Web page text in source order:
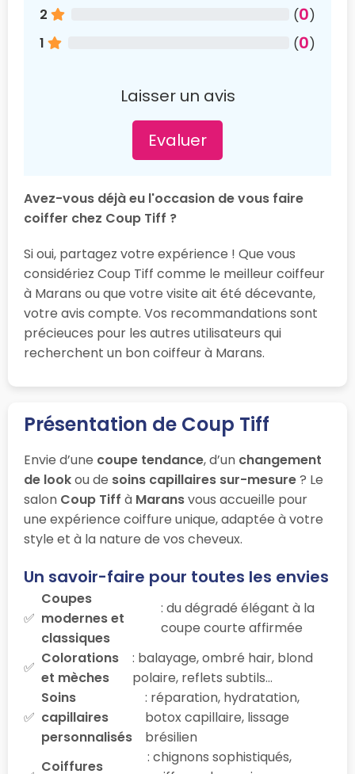
2
(0)
1
(0)
Laisser un avis
Evaluer
Avez-vous déjà eu l'occasion de vous faire
coiffer chez Coup Tiff ?
Si oui, partagez votre expérience ! Que vous
considériez Coup Tiff comme le meilleur coiffeur
à Marans ou que votre visite ait été décevante,
votre avis compte. Vos recommandations sont
précieuces pour les autres utilisateurs qui
recherchent un bon coiffeur à Marans.
Présentation de Coup Tiff
Envie d’une coupe tendance, d’un changement
de lookou de soins capillaires sur-mesure? Le
salon Coup Tiff à Maransvous accueille pour
une expérience coiffure unique, adaptée à votre
style et à la nature de vos cheveux.
Un savoir-faire pour toutes les envies
Coupes
modernes et
classiques
: du dégradé élégant à la
coupe courte affirmée
Colorations
et mèches
: balayage, ombré hair, blond
polaire, reflets subtils…
Soins
capillaires
personnalisés
: réparation, hydratation,
botox capillaire, lissage
brésilien
Coiffures
: chignons sophistiqués,